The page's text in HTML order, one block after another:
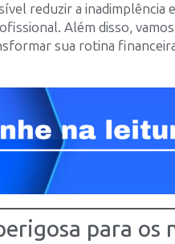
reduzir a inadimplência
Além disso,
sua rotina
para os